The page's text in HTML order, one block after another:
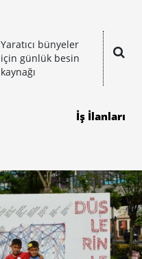
Yaratıcı bünyeler
için günlük besin
kaynağı
İş İlanları